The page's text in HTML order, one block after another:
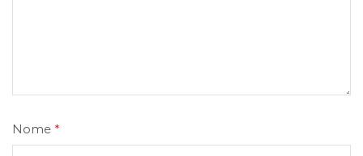
Nome *